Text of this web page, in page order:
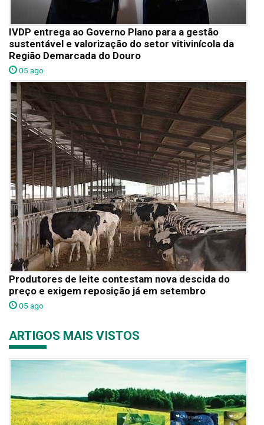
IVDP entrega ao Governo Plano para a gestão
sustentável e valorização do setor vitivinícola da
Região Demarcada do Douro
05 ago
Produtores de leite contestam nova descida do
preço e exigem reposição já em setembro
05 ago
ARTIGOS MAIS VISTOS